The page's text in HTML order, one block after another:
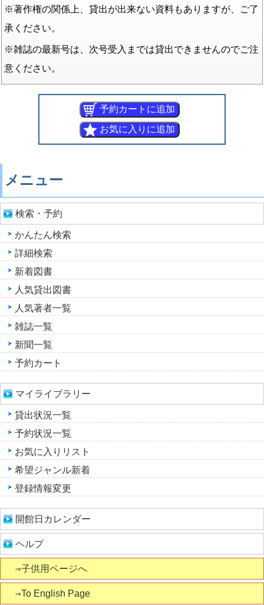
※著作権の関係上、貸出が出来ない資料もありますが、ご了
承ください。
※雑誌の最新号は、次号受入までは貸出できませんのでご注
意ください。
メニュー
検索・予約
かんたん検索
詳細検索
新着図書
人気貸出図書
人気著者一覧
雑誌一覧
新聞一覧
予約カート
マイライブラリー
貸出状況一覧
予約状況一覧
お気に入りリスト
希望ジャンル新着
登録情報変更
開館日カレンダー
ヘルプ
⇒子供用ページへ
⇒To English Page